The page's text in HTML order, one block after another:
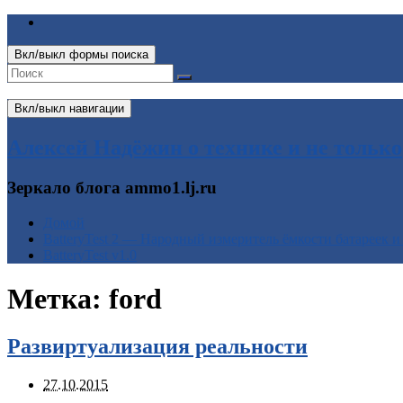
Вкл/выкл формы поиска
Вкл/выкл навигации
Алексей Надёжин о технике и не только
Зеркало блога ammo1.lj.ru
Метка: ford
Развиртуализация реальности
27.10.2015